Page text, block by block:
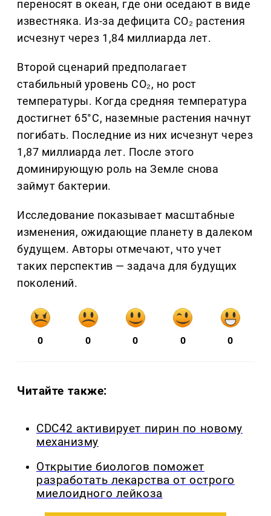
переносят в океан, где они оседают в виде
известняка. Из-за дефицита CO₂ растения
исчезнут через 1,84 миллиарда лет.
Второй сценарий предполагает
стабильный уровень CO₂, но рост
температуры. Когда средняя температура
достигнет 65°C, наземные растения начнут
погибать. Последние из них исчезнут через
1,87 миллиарда лет. После этого
доминирующую роль на Земле снова
займут бактерии.
Исследование показывает масштабные
изменения, ожидающие планету в далеком
будущем. Авторы отмечают, что учет
таких перспектив — задача для будущих
поколений.
0 0 0 0 0
Читайте также:
CDC42 активирует пирин по новому
механизму
Открытие биологов поможет
разработать лекарства от острого
миелоидного лейкоза